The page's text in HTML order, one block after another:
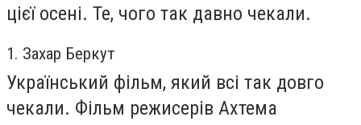
цієї осені. Те, чого так давно чекали.
1. Захар Беркут
Український фільм, який всі так довго
чекали. Фільм режисерів Ахтема